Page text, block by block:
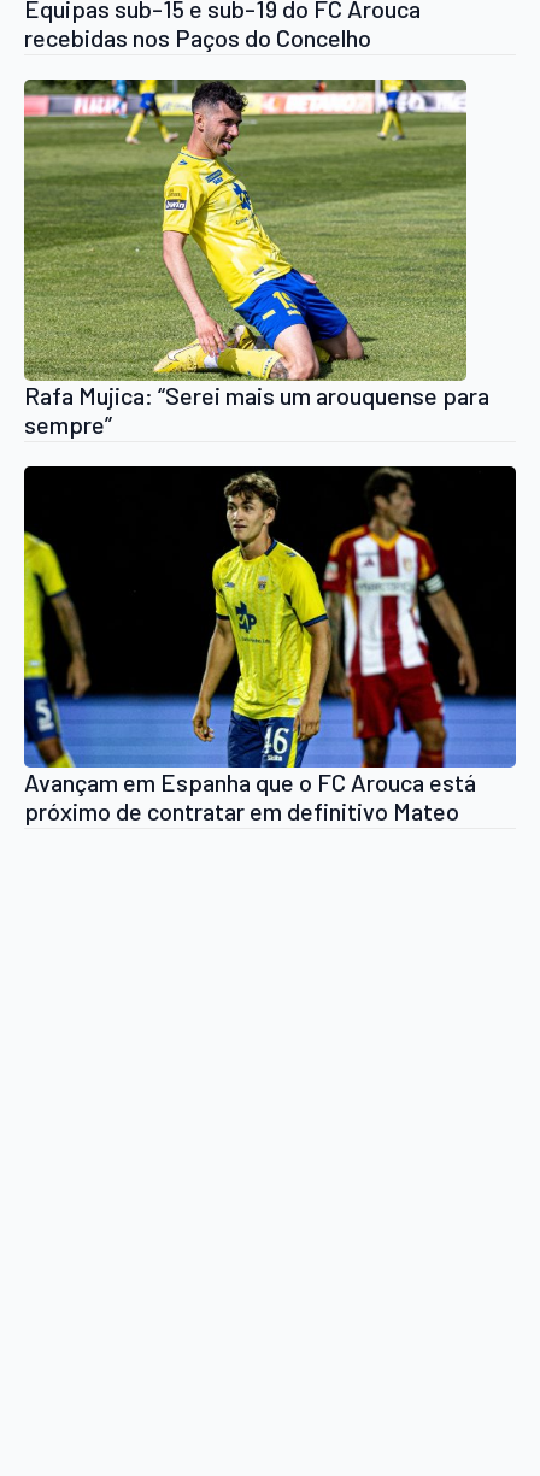
Equipas sub-15 e sub-19 do FC Arouca
recebidas nos Paços do Concelho
Rafa Mujica: “Serei mais um arouquense para
sempre”
Avançam em Espanha que o FC Arouca está
próximo de contratar em definitivo Mateo